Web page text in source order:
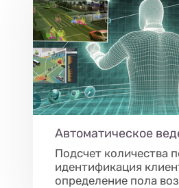
Автоматическое
Подсчет количества
идентификация
определение пола